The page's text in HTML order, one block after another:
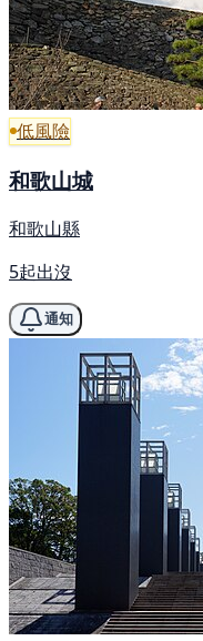
低風險
和歌山城
和歌山縣
5起出沒
通知